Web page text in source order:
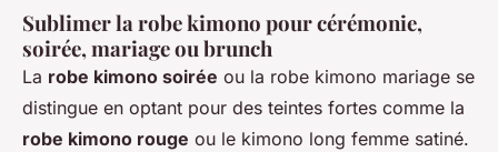
Sublimer la robe kimono pour cérémonie,
soirée, mariage ou brunch
La robe kimono soirée ou la robe kimono mariage se
distingue en optant pour des teintes fortes comme la
robe kimono rouge ou le kimono long femme satiné.